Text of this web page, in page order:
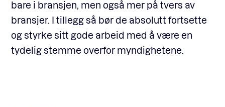
bare i bransjen, men også mer på tvers av
bransjer. I tillegg så bør de absolutt fortsette
og styrke sitt gode arbeid med å være en
tydelig stemme overfor myndighetene.